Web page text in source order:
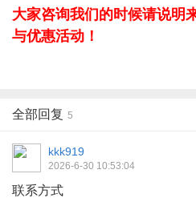
大家咨询我们的时候请说明
与优惠活动！
全部回复 5
kkk919
2026-6-30 10:53:04
联系方式